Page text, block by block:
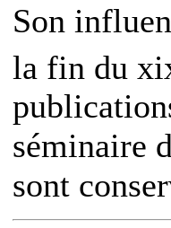
Son
la fin du
séminaire
sont